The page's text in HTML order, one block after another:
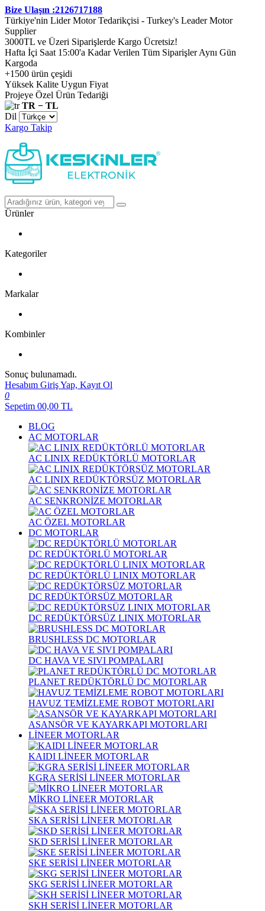
Bize Ulaşın :2126717188
Türkiye'nin Lider Motor Tedarikçisi - Turkey's Leader Motor
Supplier
3000TL ve Üzeri Siparişlerde Kargo Ücretsiz!
Hafta İçi Saat 15:00'a Kadar Verilen Tüm Siparişler Aynı Gün
Kargoda
+1500 ürün çeşidi
Yüksek Kalite Uygun Fiyat
Projeye Özel Ürün Tedariği
TR − TL
Dil
Kargo Takip
Ürünler
Kategoriler
Markalar
Kombinler
Sonuç bulunamadı.
Hesabım Giriş Yap, Kayıt Ol
0
Sepetim 00,00 TL
BLOG
AC MOTORLAR
AC LINIX REDÜKTÖRLÜ MOTORLAR
AC LINIX REDÜKTÖRSÜZ MOTORLAR
AC SENKRONİZE MOTORLAR
AC ÖZEL MOTORLAR
DC MOTORLAR
DC REDÜKTÖRLÜ MOTORLAR
DC REDÜKTÖRLÜ LINIX MOTORLAR
DC REDÜKTÖRSÜZ MOTORLAR
DC REDÜKTÖRSÜZ LINIX MOTORLAR
BRUSHLESS DC MOTORLAR
DC HAVA VE SIVI POMPALARI
PLANET REDÜKTÖRLÜ DC MOTORLAR
HAVUZ TEMİZLEME ROBOT MOTORLARI
ASANSÖR VE KAYARKAPI MOTORLARI
LİNEER MOTORLAR
KAIDI LİNEER MOTORLAR
KGRA SERİSİ LİNEER MOTORLAR
MİKRO LİNEER MOTORLAR
SKA SERİSİ LİNEER MOTORLAR
SKD SERİSİ LİNEER MOTORLAR
SKE SERİSİ LİNEER MOTORLAR
SKG SERİSİ LİNEER MOTORLAR
SKH SERİSİ LİNEER MOTORLAR